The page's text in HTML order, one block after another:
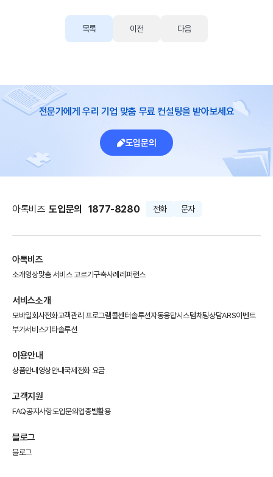
목록 이전 다음
전문가에게 우리 기업 맞춤 무료 컨설팅을 받아보세요
도입문의
아톡비즈 도입문의 1877-8280 전화 문자
아톡비즈
소개영상맞춤 서비스 고르기구축사례 레퍼런스
서비스소개
모바일회사전화고객관리 프로그램콜센터솔루션자동응답시스템채팅상담ARS이벤트
부가서비스기타솔루션
이용안내
상품안내 영상안내국제전화 요금
고객지원
FAQ공지사항도입문의 업종별활용
블로그
블로그